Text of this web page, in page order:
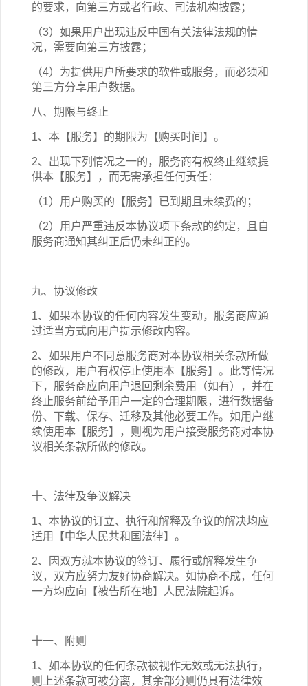
的要求，向第三方或者行政、司法机构披露；
（3）如果用户出现违反中国有关法律法规的情
况，需要向第三方披露；
（4）为提供用户所要求的软件或服务，而必须和
第三方分享用户数据。
八、期限与终止
1、本【服务】的期限为【购买时间】。
2、出现下列情况之一的，服务商有权终止继续提
供本【服务】，而无需承担任何责任：
（1）用户购买的【服务】已到期且未续费的；
（2）用户严重违反本协议项下条款的约定，且自
服务商通知其纠正后仍未纠正的。
九、协议修改
1、如果本协议的任何内容发生变动，服务商应通
过适当方式向用户提示修改内容。
2、如果用户不同意服务商对本协议相关条款所做
的修改，用户有权停止使用本【服务】。此等情况
下，服务商应向用户退回剩余费用（如有），并在
终止服务前给予用户一定的合理期限，进行数据备
份、下载、保存、迁移及其他必要工作。如用户继
续使用本【服务】，则视为用户接受服务商对本协
议相关条款所做的修改。
十、法律及争议解决
1、本协议的订立、执行和解释及争议的解决均应
适用【中华人民共和国法律】。
2、因双方就本协议的签订、履行或解释发生争
议，双方应努力友好协商解决。如协商不成，任何
一方均应向【被告所在地】人民法院起诉。
十一、附则
1、如本协议的任何条款被视作无效或无法执行，
则上述条款可被分离，其余部分则仍具有法律效